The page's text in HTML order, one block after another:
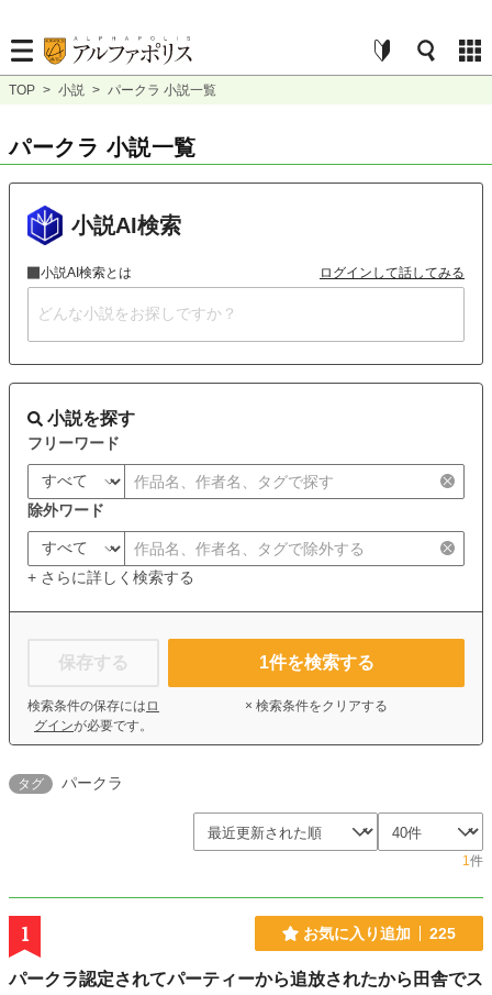
TOP > 小説 > パークラ 小説一覧
パークラ 小説一覧
小説AI検索
小説AI検索とは ログインして話してみる
小説を探す
フリーワード
除外ワード
+ さらに詳しく検索する
保存する
検索条件の保存には ロ
グインが必要です。
1件を検索する
× 検索条件をクリアする
タグ パークラ
1件
1 お気に入り追加 225
パークラ認定されてパーティーから追放されたから田舎でス